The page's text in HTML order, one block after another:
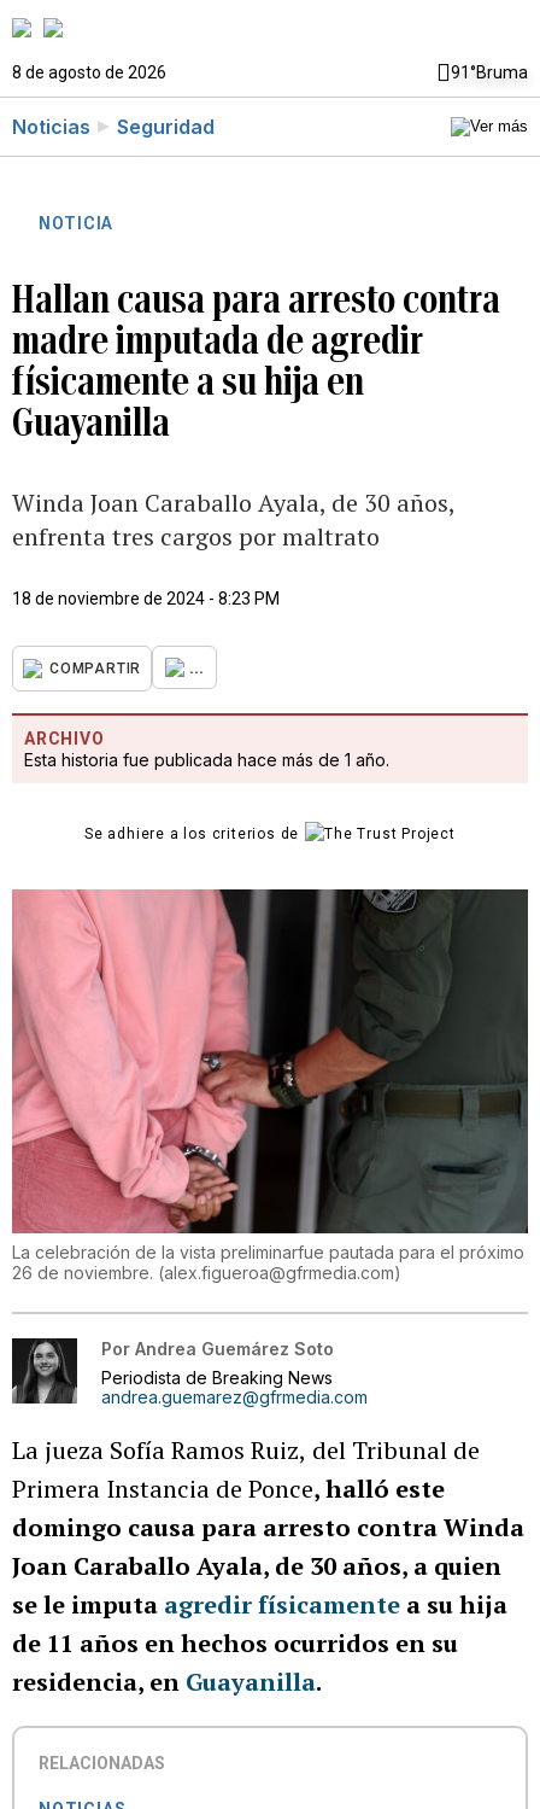
8 de agosto de 2026 91°Bruma
Noticias Seguridad
NOTICIA
Hallan causa para arresto contra
madre imputada de agredir
físicamente a su hija en
Guayanilla
Winda Joan Caraballo Ayala, de 30 años,
enfrenta tres cargos por maltrato
18 de noviembre de 2024 - 8:23 PM
COMPARTIR ...
ARCHIVO
Esta historia fue publicada hace más de 1 año.
Se adhiere a los criterios de
La celebración de la vista preliminarfue pautada para el próximo
26 de noviembre. (alex.figueroa@gfrmedia.com)
Por Andrea Guemárez Soto
Periodista de Breaking News
andrea.guemarez@gfrmedia.com
La jueza Sofía Ramos Ruiz, del Tribunal de
Primera Instancia de Ponce, halló este
domingo causa para arresto contra Winda
Joan Caraballo Ayala, de 30 años, a quien
se le imputa agredir físicamente a su hija
de 11 años en hechos ocurridos en su
residencia, en Guayanilla.
RELACIONADAS